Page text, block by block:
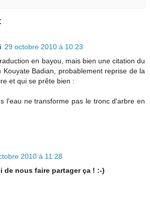
29 octobre 2010 à 10:23
en bayou, mais bien une citation du
Kouyate Badian, probablement reprise de la
et qui se prête bien :
l'eau ne transforme pas le tronc d'arbre en
2010 à 11:28
de nous faire partager ça ! :-)